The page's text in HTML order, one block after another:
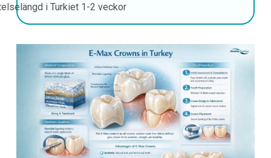
i Turkiet 1-2 veckor